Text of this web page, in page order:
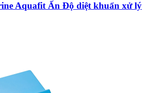
Aquafit Ấn Độ diệt khuẩn xử lý